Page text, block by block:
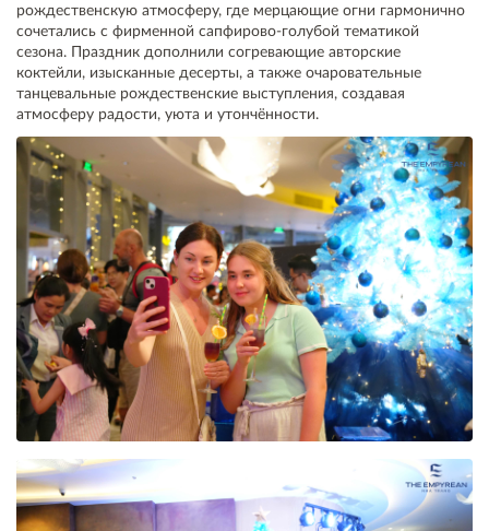
рождественскую атмосферу, где мерцающие огни гармонично
сочетались с фирменной сапфирово-голубой тематикой
сезона. Праздник дополнили согревающие авторские
коктейли, изысканные десерты, а также очаровательные
танцевальные рождественские выступления, создавая
атмосферу радости, уюта и утончённости.